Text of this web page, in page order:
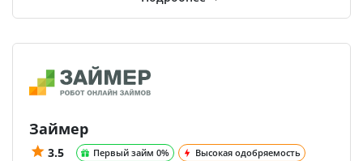
Займер
3.5 Первый займ 0% Высокая одобряемость